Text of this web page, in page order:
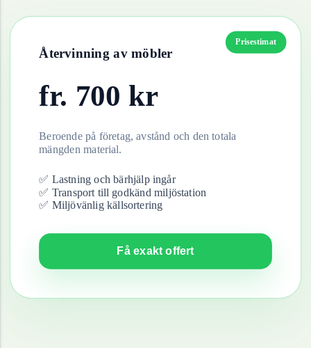
Prisestimat
Återvinning av möbler
fr. 700 kr
Beroende på företag, avstånd och den totala
mängden material.
✅ Lastning och bärhjälp ingår
✅ Transport till godkänd miljöstation
✅ Miljövänlig källsortering
Få exakt offert